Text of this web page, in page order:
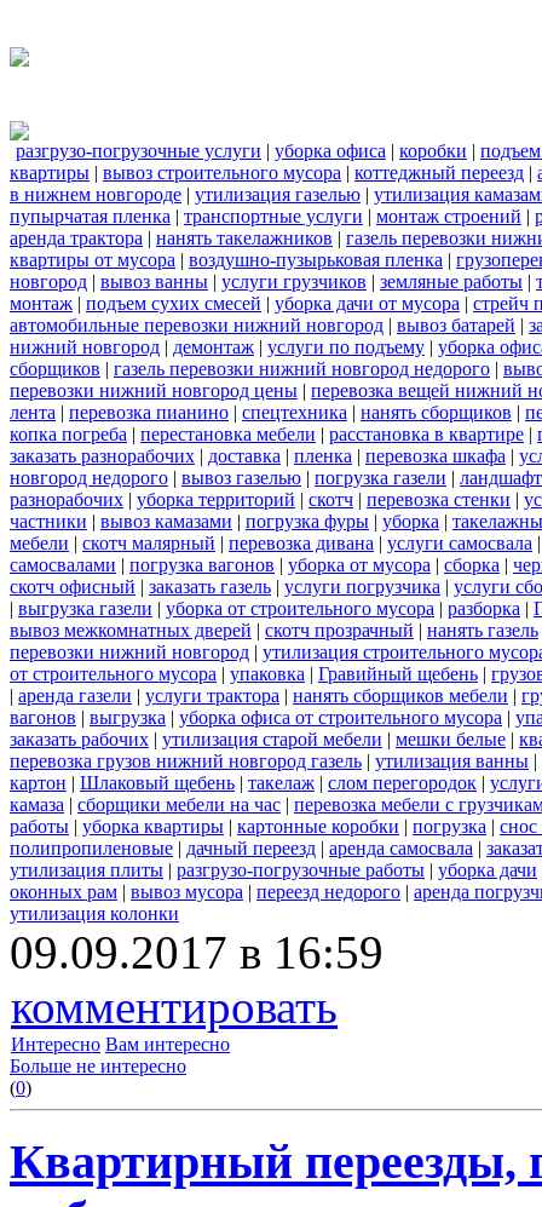
разгрузо-погрузочные услуги | уборка офиса | коробки |
квартиры | вывоз строительного мусора | коттеджный переезд |
в нижнем новгороде | утилизация газелью | утилизация
пупырчатая пленка | транспортные услуги | монтаж строений |
аренда трактора | нанять такелажников | газель перевозки
квартиры от мусора | воздушно-пузырьковая пленка |
новгород | вывоз ванны | услуги грузчиков | земляные работы |
монтаж | подъем сухих смесей | уборка дачи от мусора | стрейч
автомобильные перевозки нижний новгород | вывоз батарей |
нижний новгород | демонтаж | услуги по подъему | уборка
сборщиков | газель перевозки нижний новгород недорого |
перевозки нижний новгород цены | перевозка вещей нижний
лента | перевозка пианино | спецтехника | нанять сборщиков |
копка погреба | перестановка мебели | расстановка в квартире |
заказать разнорабочих | доставка | пленка | перевозка шкафа |
новгород недорого | вывоз газелью | погрузка газели |
разнорабочих | уборка территорий | скотч | перевозка стенки |
частники | вывоз камазами | погрузка фуры | уборка |
мебели | скотч малярный | перевозка дивана | услуги самосвала
самосвалами | погрузка вагонов | уборка от мусора | сборка |
скотч офисный | заказать газель | услуги погрузчика | услуги
| выгрузка газели | уборка от строительного мусора | разборка |
вывоз межкомнатных дверей | скотч прозрачный | нанять газель
перевозки нижний новгород | утилизация строительного
от строительного мусора | упаковка | Гравийный щебень |
| аренда газели | услуги трактора | нанять сборщиков мебели |
вагонов | выгрузка | уборка офиса от строительного мусора |
заказать рабочих | утилизация старой мебели | мешки белые |
перевозка грузов нижний новгород газель | утилизация ванны |
картон | Шлаковый щебень | такелаж | слом перегородок |
камаза | сборщики мебели на час | перевозка мебели с
работы | уборка квартиры | картонные коробки | погрузка | снос
полипропиленовые | дачный переезд | аренда самосвала |
утилизация плиты | разгрузо-погрузочные работы | уборка дачи
оконных рам | вывоз мусора | переезд недорого | аренда
утилизация колонки
09.09.2017 в 16:59
комментировать
Интересно Вам интересно
Больше не интересно
(0)
Квартирный переезды,